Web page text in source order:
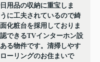
用品の収納に重宝しま
に工夫されているので綺
化粧台を採用しておりま
できるTVインターホン設
る物件です。清掃しやす
ーリングのお住まいで